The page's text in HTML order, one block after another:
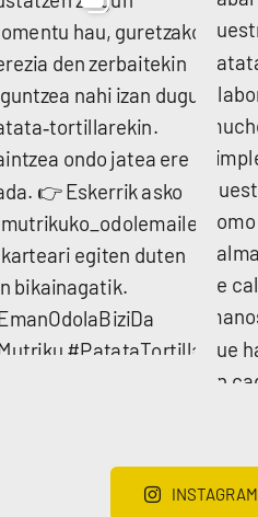
INSTAGRAM